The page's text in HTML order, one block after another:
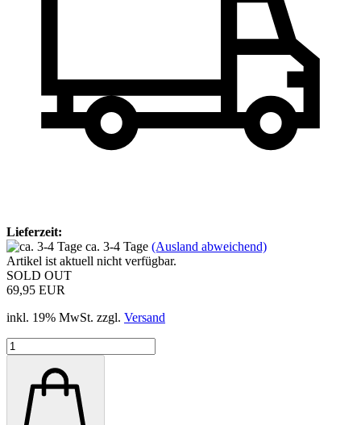
Lieferzeit:
ca. 3-4 Tage (Ausland abweichend)
Artikel ist aktuell nicht verfügbar.
SOLD OUT
69,95 EUR
inkl. 19% MwSt. zzgl. Versand